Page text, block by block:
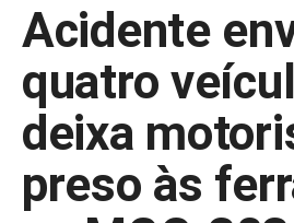
Acidente
quatro
deixa
preso às